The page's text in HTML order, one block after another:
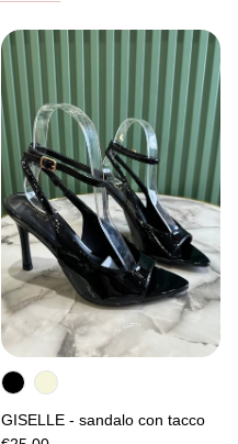
GISELLE - sandalo con tacco